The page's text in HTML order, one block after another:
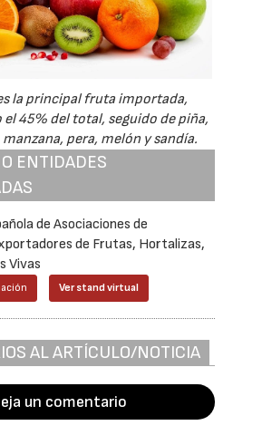
la principal fruta importada,
45% del total, seguido de piña,
pera, melón y sandía.
ENTIDADES
de Asociaciones de
de Frutas, Hortalizas,
Vivas
Ver stand virtual
AL ARTÍCULO/NOTICIA
un comentario